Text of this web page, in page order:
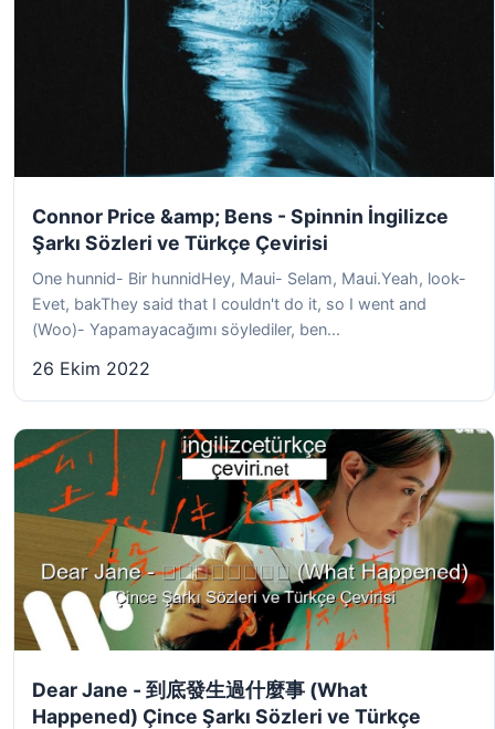
Connor Price &amp; Bens - Spinnin İngilizce
Şarkı Sözleri ve Türkçe Çevirisi
One hunnid- Bir hunnidHey, Maui- Selam, Maui.Yeah, look-
Evet, bakThey said that I couldn't do it, so I went and
(Woo)- Yapamayacağımı söylediler, ben...
26 Ekim 2022
Dear Jane - 到底發生過什麼事 (What
Happened) Çince Şarkı Sözleri ve Türkçe